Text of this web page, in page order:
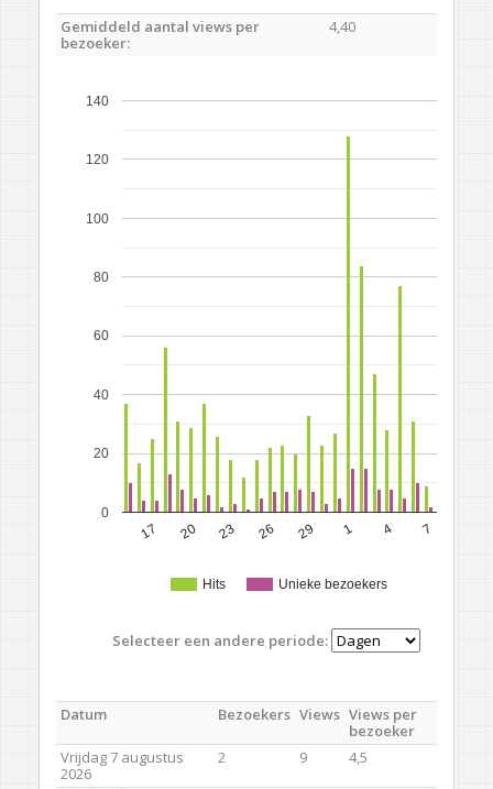
Gemiddeld aantal views per
bezoeker:
4,40
Hits Unieke bezoekers
7
4
1
29
26
23
20
17
0
20
40
60
80
100
120
140
Selecteer een andere periode:
Datum Bezoekers Views Views per
bezoeker
Vrijdag 7 augustus
2026
2 9 4,5